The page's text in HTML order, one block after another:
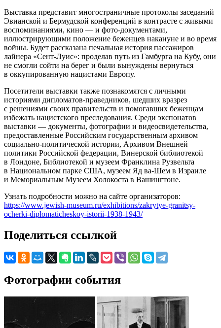
Выставка представит многостраничные протоколы заседаний
Эвианской и Бермудской конференций в контрасте с живыми
воспоминаниями, кино — и фото-документами,
иллюстрирующими положение беженцев накануне и во время
войны. Будет рассказана печальная история пассажиров
лайнера «Сент-Луис»: проделав путь из Гамбурга на Кубу, они
не смогли сойти на берег и были вынуждены вернуться
в оккупированную нацистами Европу.
Посетители выставки также познакомятся с личными
историями дипломатов-праведников, шедших вразрез
с решениями своих правительств и помогавших беженцам
избежать нацистского преследования. Среди экспонатов
выставки — документы, фотографии и видеосвидетельства,
предоставленные Российским государственным архивом
социально-политической истории, Архивом Внешней
политики Российской федерации, Винерской библиотекой
в Лондоне, Библиотекой и музеем Франклина Рузвельта
в Национальном парке США, музеем Яд ва-Шем в Израиле
и Мемориальным Музеем Холокоста в Вашингтоне.
Узнать подробности можно на сайте организаторов:
https://www.jewish-museum.ru/exhibitions/zakrytye-granitsy-
ocherki-diplomaticheskoy-istorii-1938-1943/
Поделиться ссылкой
Фотографии события